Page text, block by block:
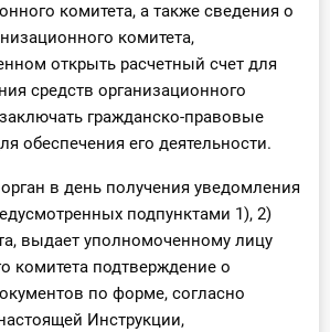
комитета, а также сведения о
комитета,
открыть расчетный счет для
средств организационного
гражданско-правовые
обеспечения его деятельности.
в день получения уведомления
подпунктами 1), 2)
выдает уполномоченному лицу
комитета подтверждение о
по форме, согласно
Инструкции,